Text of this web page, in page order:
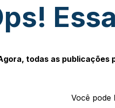
todas as publicações
Você pode